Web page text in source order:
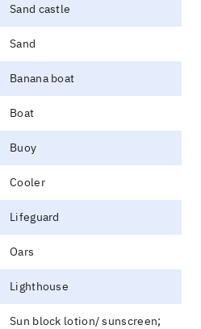
Sand castle
Sand
Banana boat
Boat
Buoy
Cooler
Lifeguard
Oars
Lighthouse
Sun block lotion/ sunscreen;